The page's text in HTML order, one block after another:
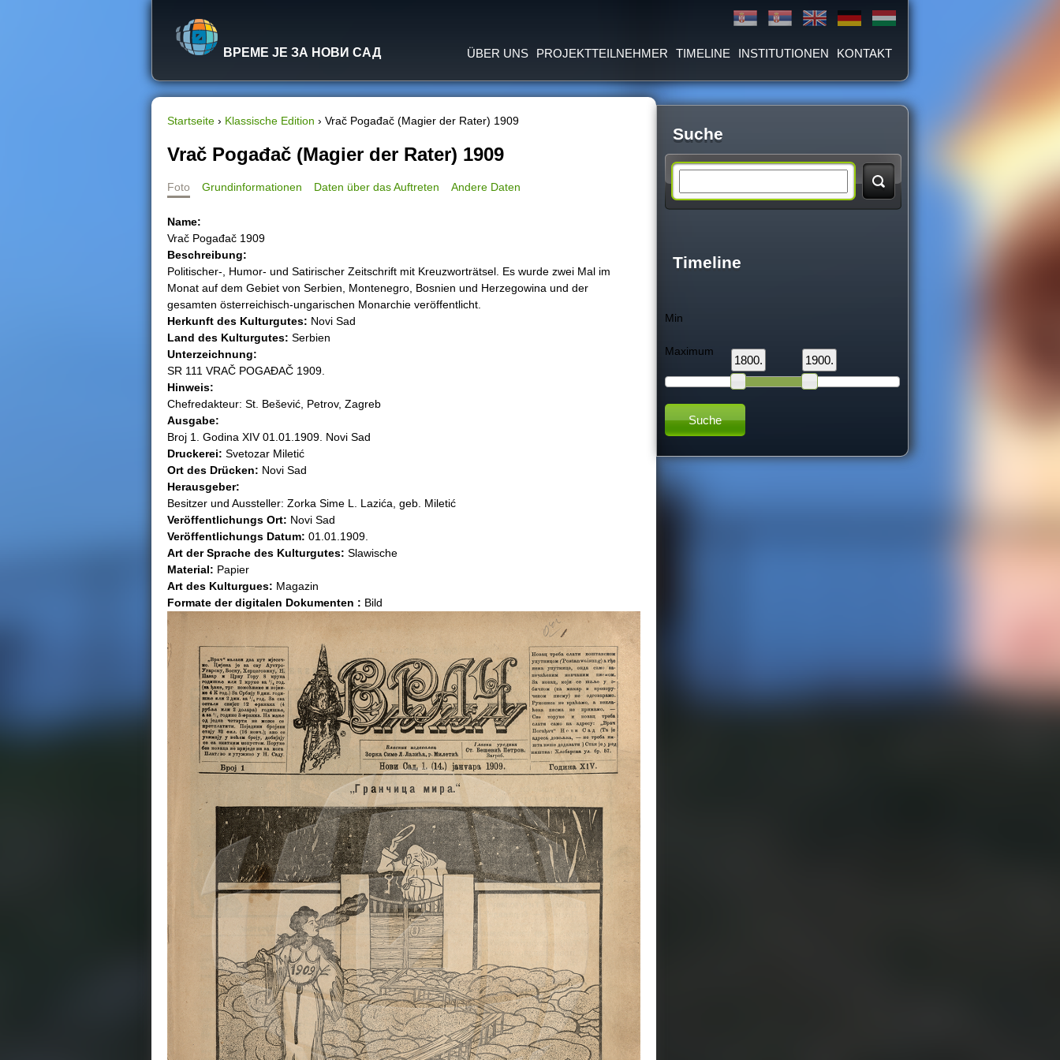
ВРЕМЕ ЈЕ ЗА НОВИ САД ÜBER UNS PROJEKTTEILNEHMER TIMELINE INSTITUTIONEN KONTAKT
S
i
s
i
n
d
h
i
e
r
Startseite › Klassische Edition › Vrač Pogađač (Magier der Rater) 1909
Vrač Pogađač (Magier der Rater) 1909
Foto Grundinformationen Daten über das Auftreten Andere Daten
Name:
Vrač Pogađač 1909
Beschreibung:
Politischer-, Humor- und Satirischer Zeitschrift mit Kreuzworträtsel. Es wurde zwei Mal im
Monat auf dem Gebiet von Serbien, Montenegro, Bosnien und Herzegowina und der
gesamten österreichisch-ungarischen Monarchie veröffentlicht.
Herkunft des Kulturgutеs: Novi Sad
Land des Kulturgutеs: Serbien
Unterzeichnung:
SR 111 VRAČ POGAĐAČ 1909.
Hinweis:
Chefredakteur: St. Bešević, Petrov, Zagreb
Ausgabe:
Broj 1. Godina XIV 01.01.1909. Novi Sad
Druckerei: Svetozar Miletić
Ort des Drücken: Novi Sad
Herausgeber:
Besitzer und Aussteller: Zorka Sime L. Lazića, geb. Miletić
Veröffentlichungs Ort: Novi Sad
Veröffentlichungs Datum: 01.01.1909.
Art der Sprache des Kulturgutеs: Slawische
Material: Papier
Art des Kulturguеs: Magazin
Formate der digitalen Dokumenten : Bild
Suche
a
h
Timeline
Min
Maximum
1800. 1900.